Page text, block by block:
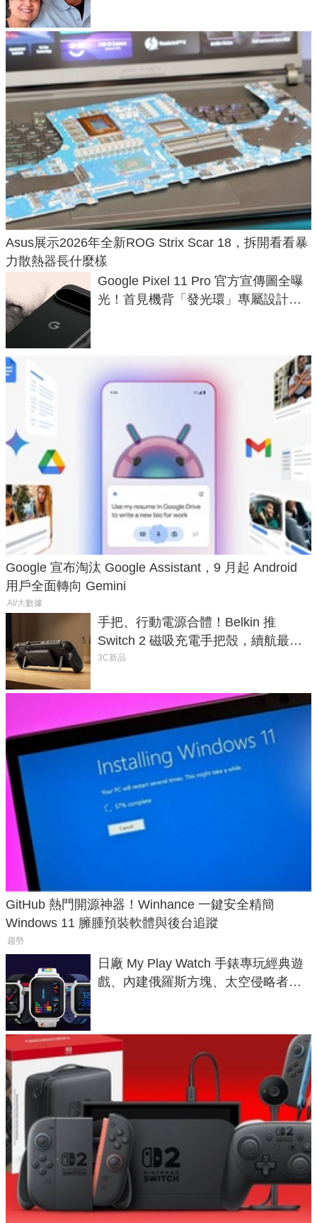
Asus展示2026年全新ROG Strix Scar 18，拆開看看暴
力散熱器長什麼樣
Google Pixel 11 Pro 官方宣傳圖全曝
光！首見機背「發光環」專屬設計、
Google 宣布淘汰 Google Assistant，9 月起 Android
用戶全面轉向 Gemini
AI/大數據
手把、行動電源合體！Belkin 推
Switch 2 磁吸充電手把殼，續航最高
延長 1.5 倍
3C新品
GitHub 熱門開源神器！Winhance 一鍵安全精簡
Windows 11 臃腫預裝軟體與後台追蹤
趨勢
日廠 My Play Watch 手錶專玩經典遊
戲、內建俄羅斯方塊、太空侵略者，